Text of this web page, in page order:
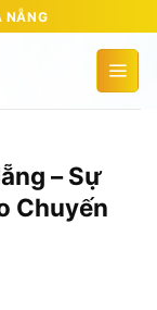
NẴNG
– Sự
Chuyến